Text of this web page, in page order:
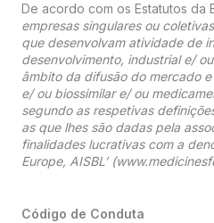
De acordo com os Estatutos da
empresas singulares ou
que desenvolvam atividade de
desenvolvimento, industrial e/
âmbito da difusão do mercado
e/ ou biossimilar e/ ou
segundo as respetivas
as que lhes são dadas pela
finalidades lucrativas com a
Europe, AISBL’
Código de Conduta